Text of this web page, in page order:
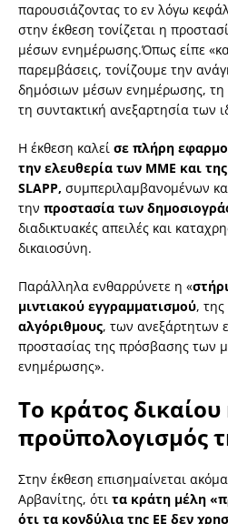
παρουσιάζοντας το εν λόγω
στην έκθεση τονίζεται η
μέσων ενημέρωσης.Όπως είπε
παρεμβάσεις, τονίζουμε την
δημόσιων μέσων ενημέρωσης, τη
τη συντακτική ανεξαρτησία των
Η έκθεση καλεί σε πλήρη
την ελευθερία των ΜΜΕ και
SLAPP, συμπεριλαμβανομένων
την προστασία των
διαδικτυακές απειλές και
δικαιοσύνη.
Παράλληλα ενθαρρύνετε η «
μιντιακού εγγραμματισμού, της
αλγόριθμους, των ανεξάρτητων
προστασίας της πρόσβασης των
ενημέρωσης».
Το κράτος δικαίου
προϋπολογισμός
Στην έκθεση επισημαίνεται
Αρβανίτης, ότι τα κράτη μέλη
ότι τα κονδύλια της ΕΕ δεν